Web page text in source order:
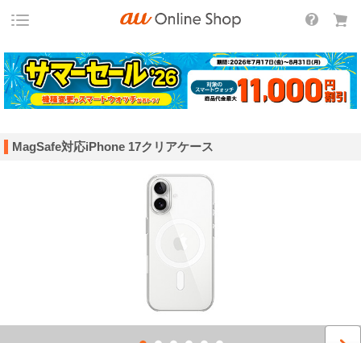
MagSafe対応iPhone 17クリアケース